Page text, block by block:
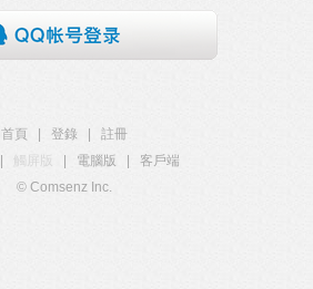
首頁 登錄
註冊
觸屏版 電腦版
客戶端
© Comsenz Inc.